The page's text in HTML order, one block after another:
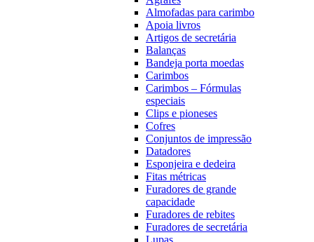
Almofadas para carimbo
Apoia livros
Artigos de secretária
Balanças
Bandeja porta moedas
Carimbos
Carimbos – Fórmulas
especiais
Clips e pioneses
Cofres
Conjuntos de impressão
Datadores
Esponjeira e dedeira
Fitas métricas
Furadores de grande
capacidade
Furadores de rebites
Furadores de secretária
Lupas